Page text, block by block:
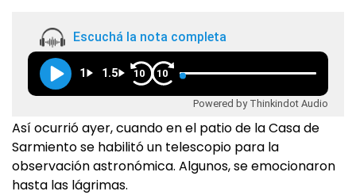
Escuchá la nota completa
1 1.5 10 10
Powered by Thinkindot Audio
Así ocurrió ayer, cuando en el patio de la Casa de
Sarmiento se habilitó un telescopio para la
observación astronómica. Algunos, se emocionaron
hasta las lágrimas.